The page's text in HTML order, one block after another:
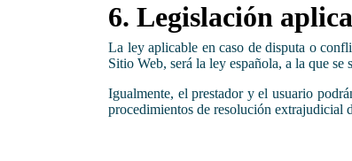
6. Legislación
La ley aplicable en caso de disputa o
Sitio Web, será la ley española, a la que se
Igualmente, el prestador y el usuario
procedimientos de resolución extrajudicial